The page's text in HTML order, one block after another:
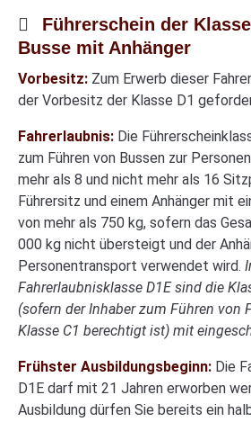
Führerschein der
Busse mit Anhänger
Vorbesitz: Zum Erwerb dieser
der Vorbesitz der Klasse D1
Fahrerlaubnis: Die
zum Führen von Bussen zur
mehr als 8 und nicht mehr als 16
Führersitz und einem Anhänger mit
von mehr als 750 kg, sofern das
000 kg nicht übersteigt und der
Personentransport verwendet wird.
Fahrerlaubnisklasse D1E sind die
(sofern der Inhaber zum Führen von
Klasse C1 berechtigt ist) mit
Frühster Ausbildungsbeginn: Die
D1E darf mit 21 Jahren erworben
Ausbildung dürfen Sie bereits ein